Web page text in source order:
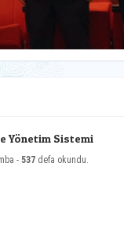
Yönetim Sistemi
- 537 defa okundu.